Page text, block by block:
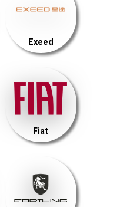
Exeed
Fiat